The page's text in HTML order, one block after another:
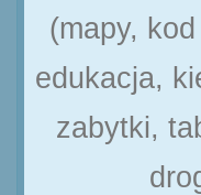
(mapy,
edukacja,
zabytki,